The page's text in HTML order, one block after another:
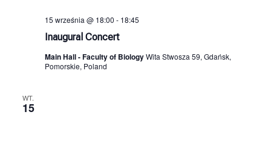
Inaugural Concert
15 września @ 18:00 - 18:45
Main Hall - Faculty of BiologyWita Stwosza 59, Gdańsk,
Pomorskie, Poland
WT.
15